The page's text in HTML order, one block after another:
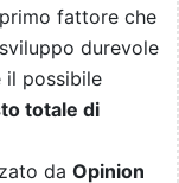
fattore che
durevole
il possibile
totale di
da Opinion